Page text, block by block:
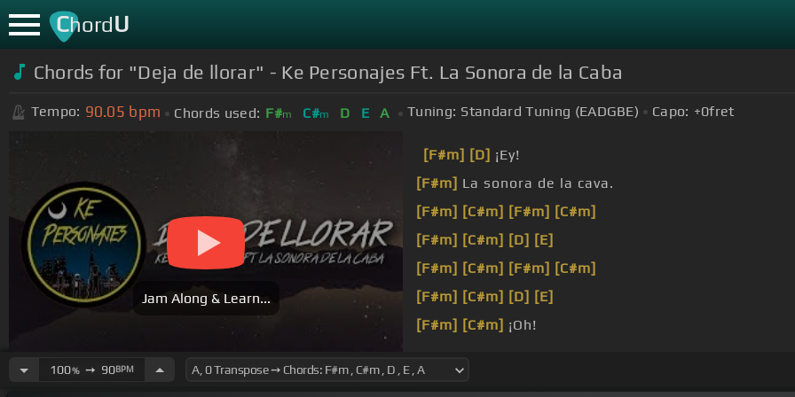
ChordU
Chords for "Deja de llorar" - Ke Personajes Ft. La Sonora de la Caba
Tempo: 90.05 bpm Chords used: F#m C#m D E A Tuning: Standard Tuning (EADGBE) Capo: +0fret
Jam Along & Learn...
[F#m] [D] ¡Ey!
[F#m] La sonora de la cava.
[F#m] [C#m] [F#m] [C#m]
[F#m] [C#m] [D] [E]
[F#m] [C#m] [F#m] [C#m]
[F#m] [C#m] [D] [E]
[F#m] [C#m] ¡Oh!
100%➙ 90BPM